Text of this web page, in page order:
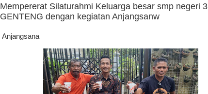
Mempererat Silaturahmi Keluarga besar smp negeri 3
GENTENG dengan kegiatan Anjangsanw
Anjangsana